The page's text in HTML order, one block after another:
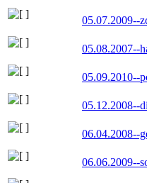
05.07.2009--
05.08.2007--
05.09.2010--
05.12.2008--
06.04.2008--
06.06.2009--